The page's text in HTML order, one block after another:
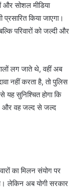
और सोशल मीडिया
किया जाएगा।
परिवारों को जल्दी और
लग जाते थे, वहीं अब
नहीं करता है, तो पुलिस
यह सुनिश्चित होगा कि
और वह जल्द से जल्द
का मिलन संयोग पर
लेकिन अब योगी सरकार